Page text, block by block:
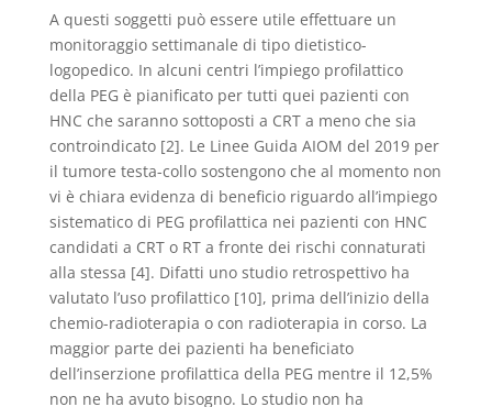
A questi soggetti può essere utile effettuare un
monitoraggio settimanale di tipo dietistico-
logopedico. In alcuni centri l’impiego profilattico
della PEG è pianificato per tutti quei pazienti con
HNC che saranno sottoposti a CRT a meno che sia
controindicato [2]. Le Linee Guida AIOM del 2019 per
il tumore testa-collo sostengono che al momento non
vi è chiara evidenza di beneficio riguardo all’impiego
sistematico di PEG profilattica nei pazienti con HNC
candidati a CRT o RT a fronte dei rischi connaturati
alla stessa [4]. Difatti uno studio retrospettivo ha
valutato l’uso profilattico [10], prima dell’inizio della
chemio-radioterapia o con radioterapia in corso. La
maggior parte dei pazienti ha beneficiato
dell’inserzione profilattica della PEG mentre il 12,5%
non ne ha avuto bisogno. Lo studio non ha